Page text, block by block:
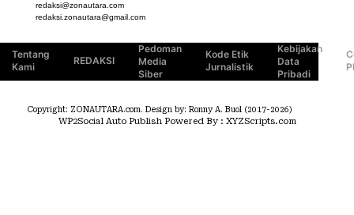
redaksi@zonautara.com
redaksi.zonautara@gmail.com
Tentang
Kami
REDAKSI
Pedoman
Media
Siber
Kode Etik
Jurnalistik
Kebijakan
Data
Pribadi
Copyright: ZONAUTARA.com. Design by: Ronny A. Buol (2017-2026)
WP2Social Auto PublishPowered By : XYZScripts.com